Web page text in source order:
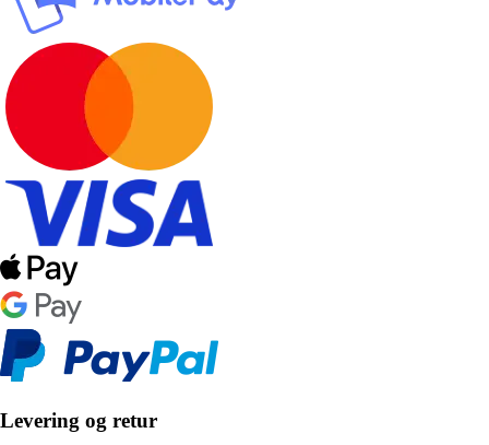
Levering og retur